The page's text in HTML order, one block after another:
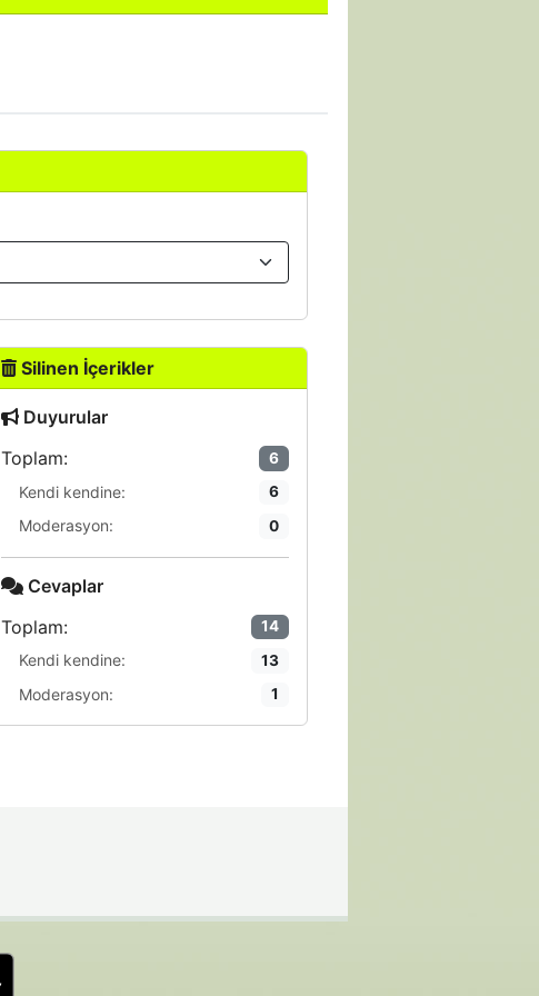
Silinen İçerikler
Duyurular
Toplam:
6
Kendi kendine: 6
Moderasyon: 0
Cevaplar
Toplam:
14
Kendi kendine: 13
Moderasyon: 1